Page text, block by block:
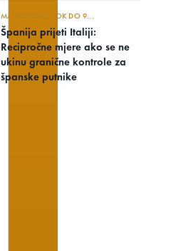
MADRID DAO ROK DO 9...
Španija prijeti Italiji:
Recipročne mjere ako se ne
ukinu granične kontrole za
španske putnike